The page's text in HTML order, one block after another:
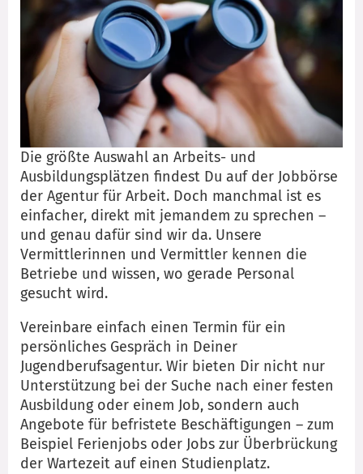
Die größte Auswahl an Arbeits- und
Ausbildungsplätzen findest Du auf der Jobbörse
der Agentur für Arbeit. Doch manchmal ist es
einfacher, direkt mit jemandem zu sprechen –
und genau dafür sind wir da. Unsere
Vermittlerinnen und Vermittler kennen die
Betriebe und wissen, wo gerade Personal
gesucht wird.
Vereinbare einfach einen Termin für ein
persönliches Gespräch in Deiner
Jugendberufsagentur. Wir bieten Dir nicht nur
Unterstützung bei der Suche nach einer festen
Ausbildung oder einem Job, sondern auch
Angebote für befristete Beschäftigungen – zum
Beispiel Ferienjobs oder Jobs zur Überbrückung
der Wartezeit auf einen Studienplatz.